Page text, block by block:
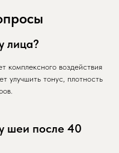
лица?
комплексного воздействия
улучшить тонус, плотность
шеи после 40